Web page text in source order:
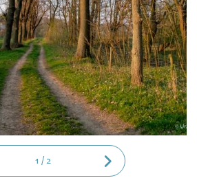
1 /2